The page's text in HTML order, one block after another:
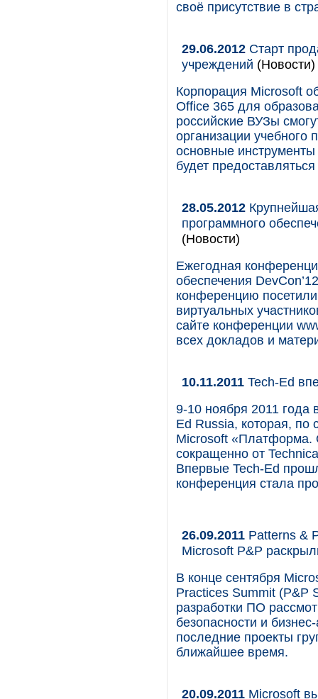
своё присутствие в
29.06.2012 Старт
учреждений (Новости)
Корпорация Microsoft
Office 365 для
российские ВУЗы
организации
основные
будет
28.05.2012
программного
(Новости)
Ежегодная
обеспечения
конференцию
виртуальных
сайте конференции
всех докладов и
10.11.2011 Tech-Ed
9-10 ноября 2011 года
Ed Russia, которая, по
Microsoft «Платформа.
сокращенно от
Впервые Tech-Ed
конференция стала
26.09.2011 Patterns &
Microsoft P&P
В конце сентября
Practices Summit (P&P
разработки ПО
безопасности и
последние проекты
ближайшее время.
20.09.2011 Microsoft